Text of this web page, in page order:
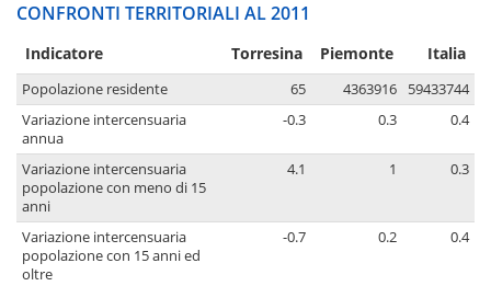
CONFRONTI TERRITORIALI AL 2011
Indicatore Torresina Piemonte Italia
Popolazione residente 65 4363916
59433744
Variazione intercensuaria
annua
-0.3 0.3 0.4
Variazione intercensuaria
popolazione con meno di 15
anni
4.1 1 0.3
Variazione intercensuaria
popolazione con 15 anni ed
oltre
-0.7 0.2 0.4